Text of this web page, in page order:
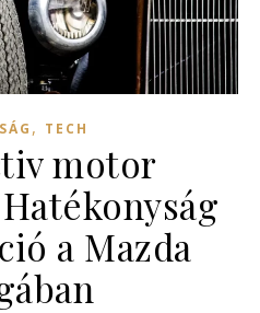
, TECH
motor
a Mazda